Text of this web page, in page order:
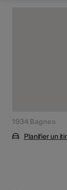
1934 Bagnes
Planifier un